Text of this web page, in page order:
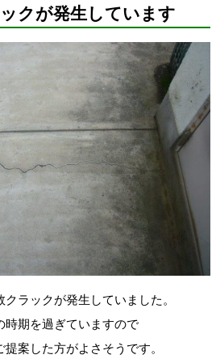
クが発生しています
ラックが発生していました。
時期を過ぎていますので
案した方がよさそうです。